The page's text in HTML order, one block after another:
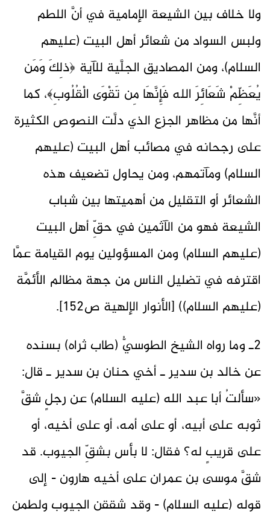
ولا خلاف بين الشيعة الإمامية في أنَّ اللطم
ولبس السواد من شعائر أهل البيت (عليهم
السلام)، ومن المصاديق الجلَّية للآية ﴿ذلِكَ وَمَن
يُعَظِّمْ شَعَائِرَ الله فَإِنَّهَا مِن تَقْوَى الْقُلُوبِ﴾، كما
أنَّها من مظاهر الجزع الذي دلَّت النصوص الكثيرة
على رجحانه في مصائب أهل البيت (عليهم
السلام) ومآتمهم، ومن يحاول تضعيف هذه
الشعائر أو التقليل من أهميتها بين شباب
الشيعة فهو من الآثمين في حقِّ أهل البيت
(عليهم السلام) ومن المسؤولين يوم القيامة عمَّا
اقترفه في تضليل الناس من جهة مظالم الأئمَّة
(عليهم السلام)) [الأنوار الإلهية ص152].
2ـ وما رواه الشيخ الطوسيُّ (طاب ثراه) بسنده
عن خالد بن سدير ـ أخي حنان بن سدير ـ قال:
«سألتُ أبا عبد الله (عليه السلام) عن رجلٍ شقَّ
ثوبه على أبيه، أو على أمه، أو على أخيه، أو
على قريبٍ له؟ فقال: لا بأس بشقِّ الجيوب. قد
شقَّ موسى بن عمران على أخيه هارون - إلى
قوله (عليه السلام) - وقد شققن الجيوب ولطمن